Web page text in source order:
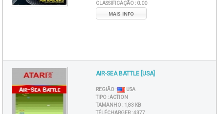
CLASSIFICAÇÃO : 0.00
MAIS INFO
AIR-SEA BATTLE [USA]
REGIÃO :
USA
TIPO :ACTION
TAMANHO : 1,83 KB
TÉLÉCHARGER :4377